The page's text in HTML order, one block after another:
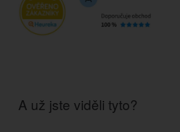
A už jste viděli tyto?